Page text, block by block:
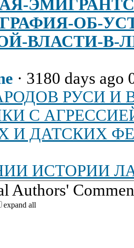
ОБ-
ВЛАСТИ-В-
· 3180 days ago
РУСИ И
С
И ДАТСКИХ
ИСТОРИИ
Authors'
expand all